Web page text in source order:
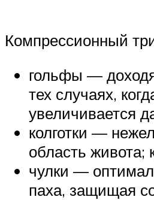
Компрессионный
гольфы —
тех случаях,
увеличивается
колготки —
область живота;
чулки —
паха, защищая